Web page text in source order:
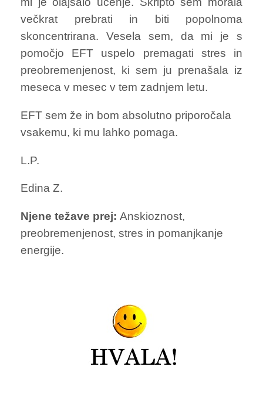
večkrat prebrati in biti popolnoma
skoncentrirana. Vesela sem, da mi je s
pomočjo EFT uspelo premagati stres in
preobremenjenost, ki sem ju prenašala iz
meseca v mesec v tem zadnjem letu.
EFT sem že in bom absolutno priporočala
vsakemu, ki mu lahko pomaga.
L.P.
Edina Z.
Njene težave prej: Anskioznost,
preobremenjenost, stres in pomanjkanje
energije.